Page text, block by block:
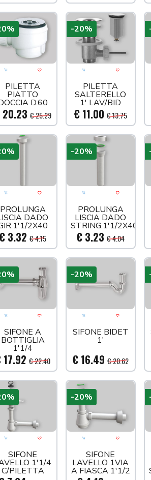
Aggiungi al carrello
Acquista più tardi
PILETTA
PIATTO
D.60
NAOS€ 25.29
Aggiungi al
PILETTA
SALTERELLO
1' LAV/BID
€ 11.00 € 13.75
-20%
Aggiungi al carrello
Acquista più tardi
PROLUNGA
DADO
2X40
€ 3.32 € 4.15
Aggiungi al
PROLUNGA
LISCIA DADO
STRING.1'1/2X40
€ 3.23 € 4.04
-20%
Aggiungi al carrello
Acquista più tardi
SIFONE A
BOTTIGLIA
1'1/4
17.92 € 22.40
Aggiungi al
SIFONE BIDET
1'
€ 16.49 € 20.62
-20%
Aggiungi al carrello
Acquista più tardi
SIFONE
1'1/4
C/PILETTA
Aggiungi al
SIFONE
LAVELLO 1VIA
A FIASCA 1'1/2
-20%